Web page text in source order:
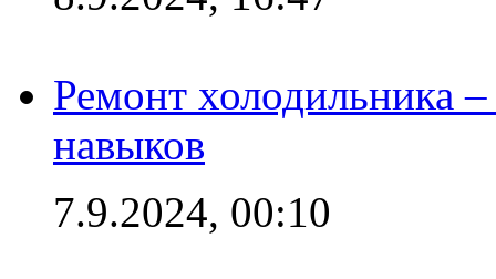
Ремонт холодильника
навыков
7.9.2024, 00:10